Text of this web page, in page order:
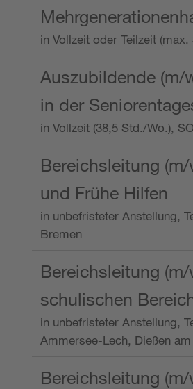
in Vollzeit oder Teilzeit
Auszubildende (m/
in der
in Vollzeit (38,5 Std./Wo.),
Bereichsleitung
und Frühe Hilfen
in unbefristeter Anstellung,
Bremen
Bereichsleitung
schulischen
in unbefristeter Anstellung,
Ammersee-Lech, Dießen
Bereichsleitung